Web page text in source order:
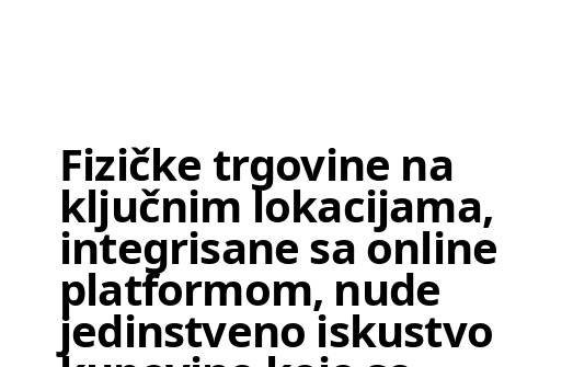
Fizičke trgovine na
ključnim lokacijama,
integrisane sa online
platformom, nude
jedinstveno iskustvo